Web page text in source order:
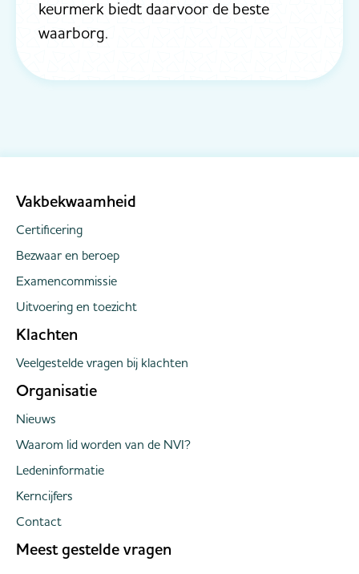
keurmerk biedt daarvoor de beste
waarborg.
Vakbekwaamheid
Certificering
Bezwaar en beroep
Examencommissie
Uitvoering en toezicht
Klachten
Veelgestelde vragen bij klachten
Organisatie
Nieuws
Waarom lid worden van de NVI?
Ledeninformatie
Kerncijfers
Contact
Meest gestelde vragen